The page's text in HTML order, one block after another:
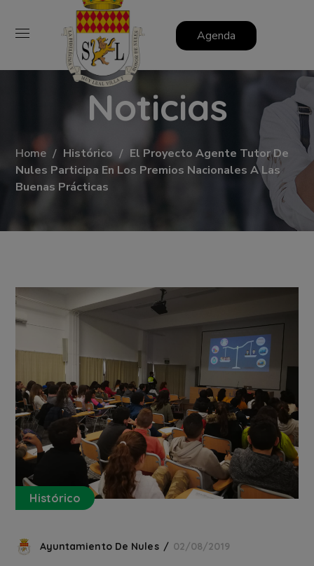
Agenda
Noticias
Home Histórico
El Proyecto Agente Tutor De
Nules Participa En Los Premios Nacionales A Las
Buenas Prácticas
Histórico
Ayuntamiento De Nules 02/08/2019